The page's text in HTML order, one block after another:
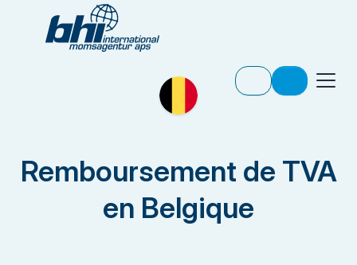
Remboursement de TVA
en Belgique